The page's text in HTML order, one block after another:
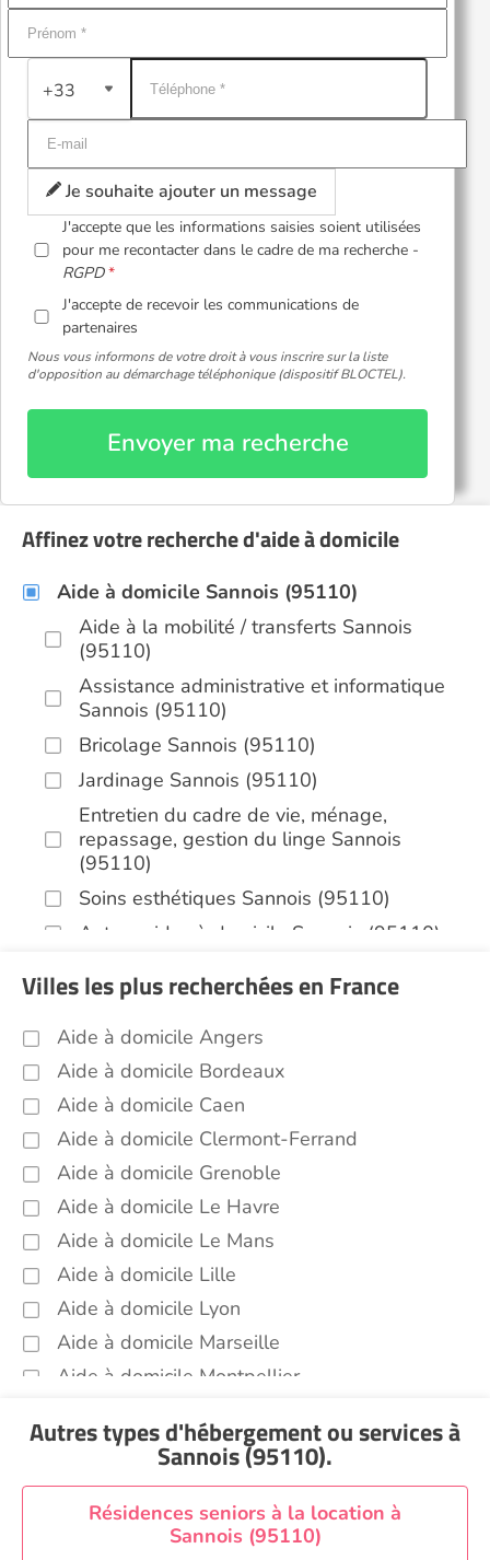
+33
Je souhaite ajouter un message
J'accepte que les informations saisies soient utilisées
pour me recontacter dans le cadre de ma recherche -
RGPD
J'accepte de recevoir les communications de
partenaires
Nous vous informons de votre droit à vous inscrire sur la liste
d'opposition au démarchage téléphonique (dispositif BLOCTEL).
Envoyer ma recherche
Affinez votre recherche d'aide à domicile
Aide à domicile Sannois (95110)
Aide à la mobilité / transferts Sannois
(95110)
Assistance administrative et informatique
Sannois (95110)
Bricolage Sannois (95110)
Jardinage Sannois (95110)
Entretien du cadre de vie, ménage,
repassage, gestion du linge Sannois
(95110)
Soins esthétiques Sannois (95110)
Autres aides à domicile Sannois (95110)
Villes les plus recherchées en France
Aide à domicile Angers
Aide à domicile Bordeaux
Aide à domicile Caen
Aide à domicile Clermont-Ferrand
Aide à domicile Grenoble
Aide à domicile Le Havre
Aide à domicile Le Mans
Aide à domicile Lille
Aide à domicile Lyon
Aide à domicile Marseille
Aide à domicile Montpellier
Aide à domicile Nice
Aide à domicile Orléans
Aide à domicile Paris
Autres types d'hébergement ou servicesà
Sannois (95110).
Résidences seniors à la location à
Sannois (95110)